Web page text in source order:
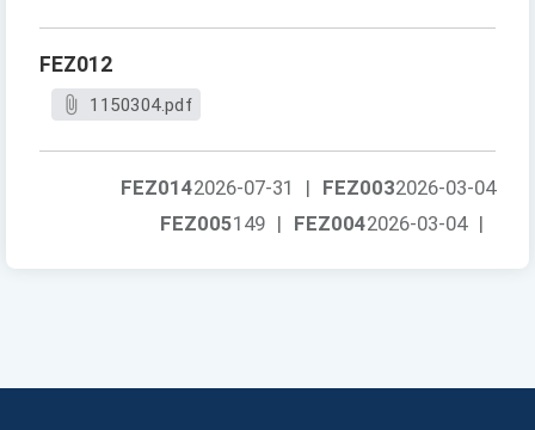
FEZ012
1150304.pdf
FEZ0032026-03-04
FEZ0142026-07-31
|
FEZ0042026-03-04 |
FEZ005149 |